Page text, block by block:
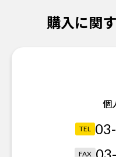
購入に関
個
TEL
FAX